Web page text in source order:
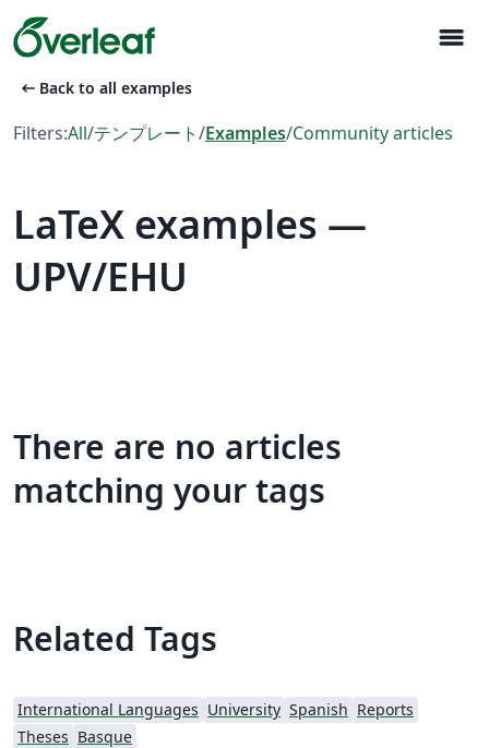
menu
arrow_left_alt Back to all examples
Filters:All/テンプレート/Examples/Community articles
LaTeX examples —
UPV/EHU
There are no articles
matching your tags
Related Tags
International Languages University Spanish Reports
Theses Basque